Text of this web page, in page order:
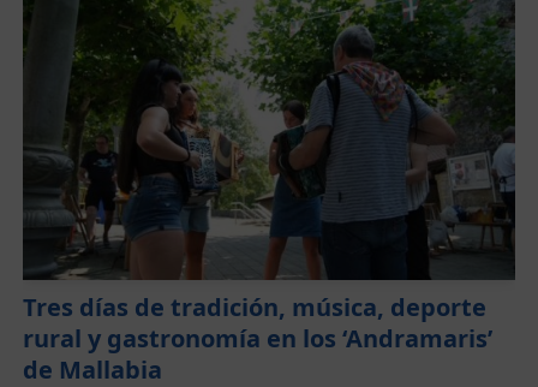
Tres días de tradición, música, deporte
rural y gastronomía en los ‘Andramaris’
de Mallabia